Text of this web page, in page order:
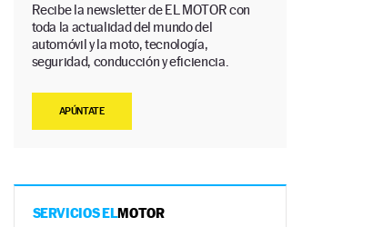
Recibe la newsletter de EL MOTOR con
toda la actualidad del mundo del
automóvil y la moto, tecnología,
seguridad, conducción y eficiencia.
APÚNTATE
SERVICIOS ELMOTOR